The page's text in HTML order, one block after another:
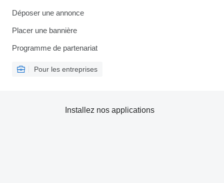
Déposer une annonce
Placer une bannière
Programme de partenariat
Pour les entreprises
Installez nos applications